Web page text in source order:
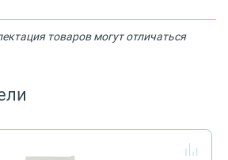
товаров могут отличаться